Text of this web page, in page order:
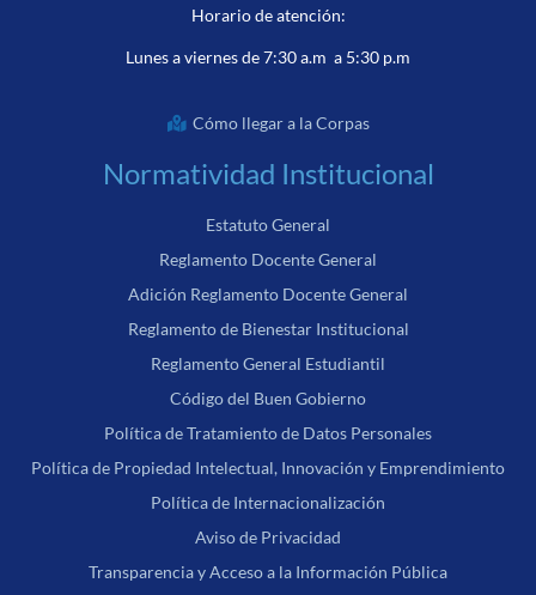
Horario de atención:
Lunes a viernes de 7:30 a.m a 5:30 p.m
Cómo llegar a la Corpas
Normatividad Institucional
Estatuto General
Reglamento Docente General
Adición Reglamento Docente General
Reglamento de Bienestar Institucional
Reglamento General Estudiantil
Código del Buen Gobierno
Política de Tratamiento de Datos Personales
Política de Propiedad Intelectual, Innovación y Emprendimiento
Política de Internacionalización
Aviso de Privacidad
Transparencia y Acceso a la Información Pública